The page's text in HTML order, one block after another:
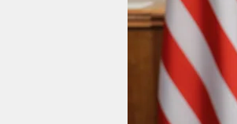
wahrheit
verlag
verlag
veranstaltungen